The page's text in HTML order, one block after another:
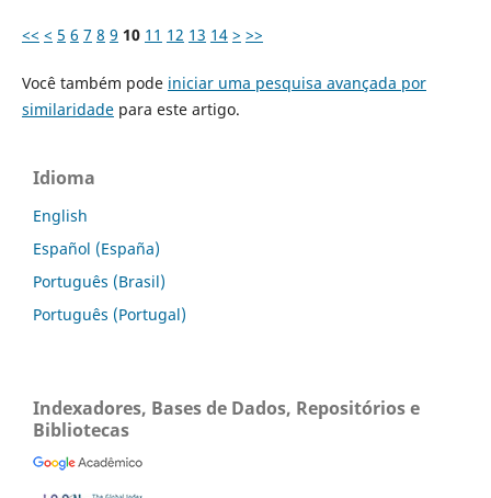
<< < 5 6 7 8 9 10 11 12 13 14 > >>
Você também pode iniciar uma pesquisa avançada por
similaridadepara este artigo.
Idioma
English
Español (España)
Português (Brasil)
Português (Portugal)
Indexadores, Bases de Dados, Repositórios e
Bibliotecas